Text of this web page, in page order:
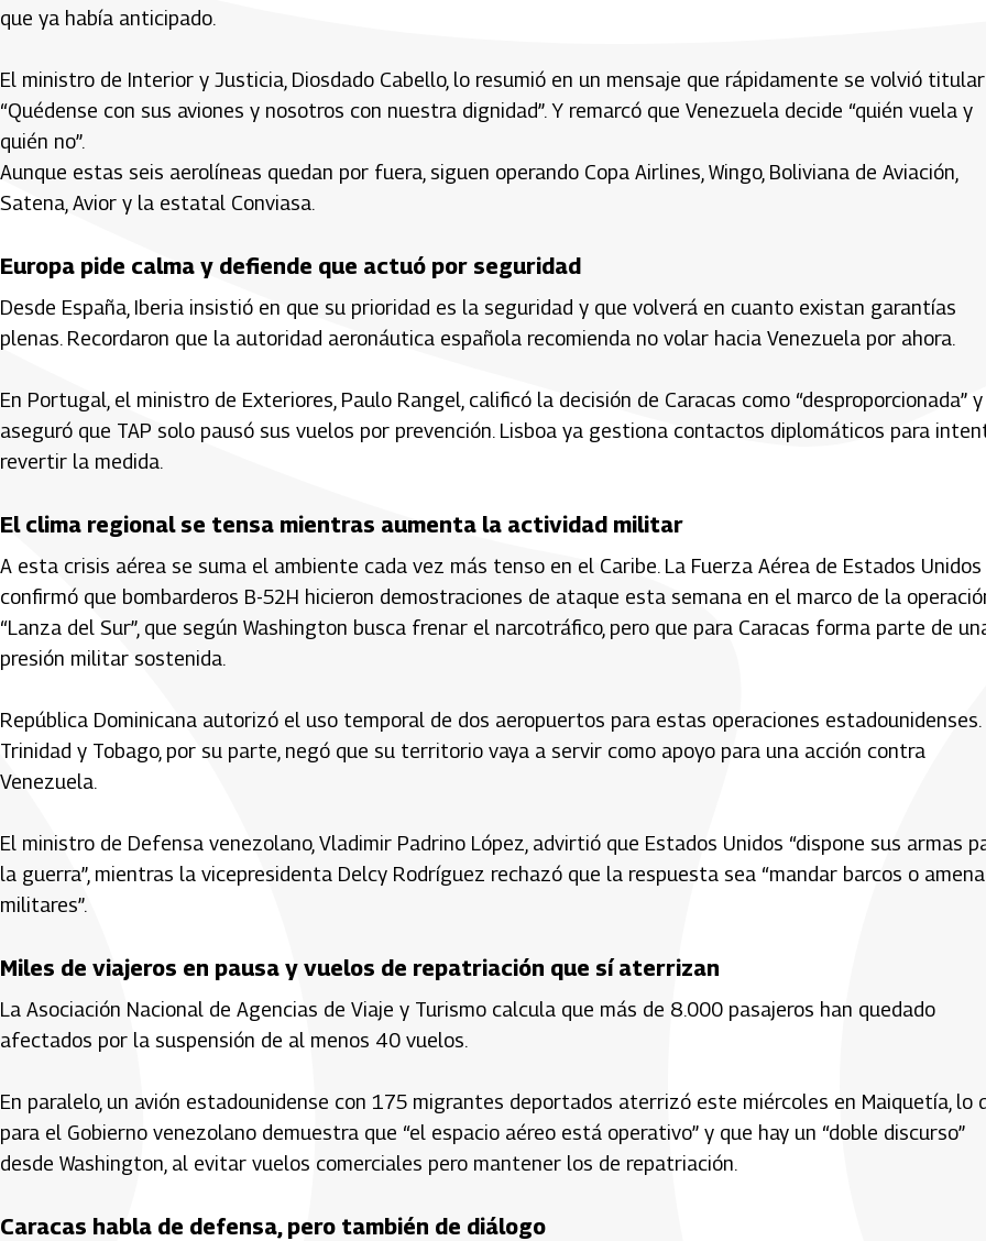
que ya había anticipado.
El ministro de Interior y Justicia, Diosdado Cabello, lo resumió en un mensaje que rápidamente se volvió
“Quédense con sus aviones y nosotros con nuestra dignidad”. Y remarcó que Venezuela decide “quién vuela y
quién no”.
Aunque estas seis aerolíneas quedan por fuera, siguen operando Copa Airlines, Wingo, Boliviana de Aviación,
Satena, Avior y la estatal Conviasa.
Europa pide calma y defiende que actuó por seguridad
Desde España, Iberia insistió en que su prioridad es la seguridad y que volverá en cuanto existan garantías
plenas. Recordaron que la autoridad aeronáutica española recomienda no volar hacia Venezuela por ahora.
En Portugal, el ministro de Exteriores, Paulo Rangel, calificó la decisión de Caracas como “desproporcionada” y
aseguró que TAP solo pausó sus vuelos por prevención. Lisboa ya gestiona contactos diplomáticos para
revertir la medida.
El clima regional se tensa mientras aumenta la actividad militar
A esta crisis aérea se suma el ambiente cada vez más tenso en el Caribe. La Fuerza Aérea de Estados Unidos
confirmó que bombarderos B-52H hicieron demostraciones de ataque esta semana en el marco de la
“Lanza del Sur”, que según Washington busca frenar el narcotráfico, pero que para Caracas forma parte de
presión militar sostenida.
República Dominicana autorizó el uso temporal de dos aeropuertos para estas operaciones estadounidenses.
Trinidad y Tobago, por su parte, negó que su territorio vaya a servir como apoyo para una acción contra
Venezuela.
El ministro de Defensa venezolano, Vladimir Padrino López, advirtió que Estados Unidos “dispone sus armas
la guerra”, mientras la vicepresidenta Delcy Rodríguez rechazó que la respuesta sea “mandar barcos o
militares”.
Miles de viajeros en pausa y vuelos de repatriación que sí aterrizan
La Asociación Nacional de Agencias de Viaje y Turismo calcula que más de 8.000 pasajeros han quedado
afectados por la suspensión de al menos 40 vuelos.
En paralelo, un avión estadounidense con 175 migrantes deportados aterrizó este miércoles en Maiquetía, lo
para el Gobierno venezolano demuestra que “el espacio aéreo está operativo” y que hay un “doble discurso”
desde Washington, al evitar vuelos comerciales pero mantener los de repatriación.
Caracas habla de defensa, pero también de diálogo